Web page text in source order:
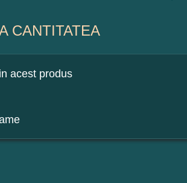
CANTITATEA
acest produs